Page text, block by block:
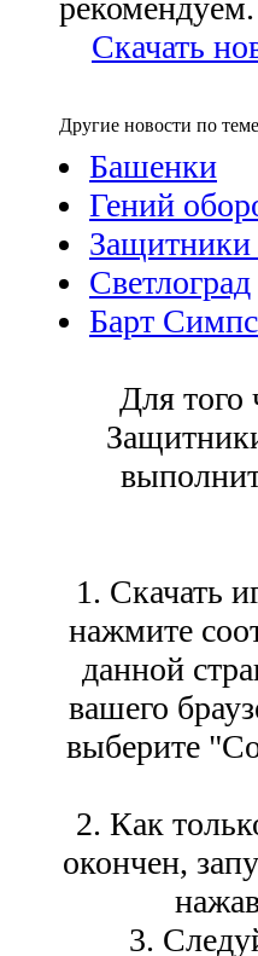
рекомендуем.
Скачать
Другие новости по
Башенки
Гений
Защитники
Светлоград
Барт
Для того
1. Скачать
нажмите
данной
вашего
выберите
2. Как
окончен,
3.